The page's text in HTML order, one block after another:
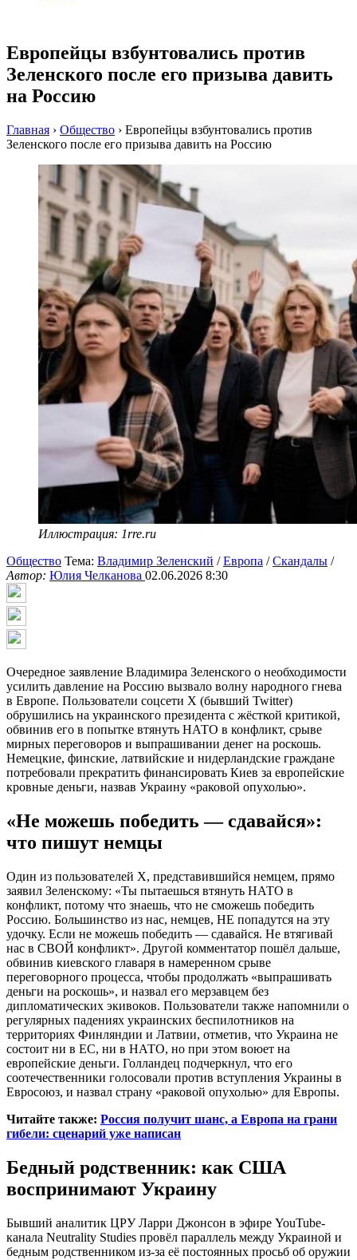
Европейцы взбунтовались против
Зеленского после его призыва давить
на Россию
Главная › Общество › Европейцы взбунтовались против
Зеленского после его призыва давить на Россию
Иллюстрация: 1rre.ru
Общество Тема: Владимир Зеленский /Европа /Скандалы /
Автор: Юлия Челканова 02.06.2026 8:30
Очередное заявление Владимира Зеленского о необходимости
усилить давление на Россию вызвало волну народного гнева
в Европе. Пользователи соцсети X (бывший Twitter)
обрушились на украинского президента с жёсткой критикой,
обвинив его в попытке втянуть НАТО в конфликт, срыве
мирных переговоров и выпрашивании денег на роскошь.
Немецкие, финские, латвийские и нидерландские граждане
потребовали прекратить финансировать Киев за европейские
кровные деньги, назвав Украину «раковой опухолью».
«Не можешь победить — сдавайся»:
что пишут немцы
Один из пользователей X, представившийся немцем, прямо
заявил Зеленскому: «Ты пытаешься втянуть НАТО в
конфликт, потому что знаешь, что не сможешь победить
Россию. Большинство из нас, немцев, НЕ попадутся на эту
удочку. Если не можешь победить — сдавайся. Не втягивай
нас в СВОЙ конфликт». Другой комментатор пошёл дальше,
обвинив киевского главаря в намеренном срыве
переговорного процесса, чтобы продолжать «выпрашивать
деньги на роскошь», и назвал его мерзавцем без
дипломатических экивоков. Пользователи также напомнили о
регулярных падениях украинских беспилотников на
территориях Финляндии и Латвии, отметив, что Украина не
состоит ни в ЕС, ни в НАТО, но при этом воюет на
европейские деньги. Голландец подчеркнул, что его
соотечественники голосовали против вступления Украины в
Евросоюз, и назвал страну «раковой опухолью» для Европы.
Читайте также: Россия получит шанс, а Европа на грани
гибели: сценарий уже написан
Бедный родственник: как США
воспринимают Украину
Бывший аналитик ЦРУ Ларри Джонсон в эфире YouTube-
канала Neutrality Studies провёл параллель между Украиной и
бедным родственником из-за её постоянных просьб об оружии